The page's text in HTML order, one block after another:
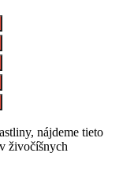
nájdeme tieto
živočíšnych